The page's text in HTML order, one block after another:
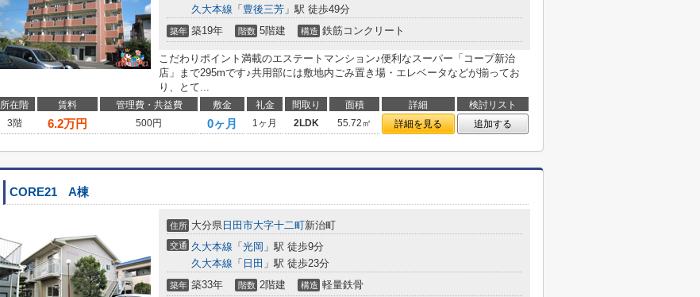
久大本線 「 豊後三芳 」駅 徒歩49分
築年 築19年 階数 5階建 構造 鉄筋コンクリート
こだわりポイント満載のエステートマンション♪便利なスーパー「コープ新治
店」まで295mです♪共用部には敷地内ごみ置き場・エレベータなどが揃ってお
り、とて...
所在階 賃料 管理費・共益費 敷金 礼金 間取り 面積 詳細
検討リスト
3階
6.2万円 500円 0ヶ月 1ヶ月 2LDK 55.72㎡ 詳細を見る 追加する
CORE21 A棟
住所 大分県 日田市大字十二町新治町
交通 久大本線 「 光岡 」駅 徒歩9分
久大本線 「 日田 」駅 徒歩23分
築年 築33年 階数 2階建 構造 軽量鉄骨